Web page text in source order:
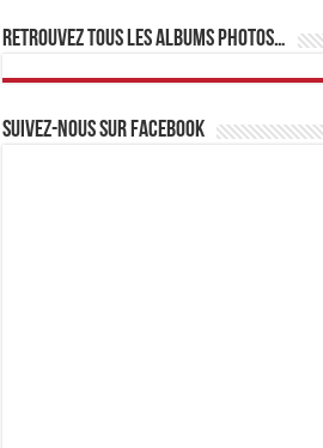
Retrouvez tous les albums photos…
Suivez-nous sur Facebook